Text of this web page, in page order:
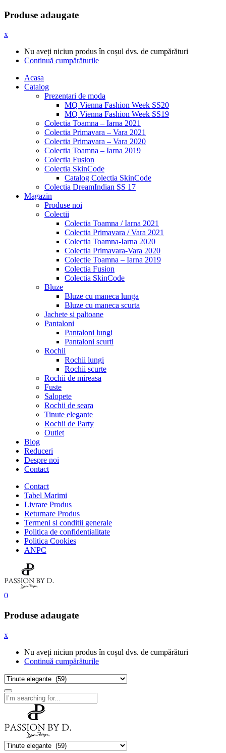
Produse adaugate
x
Nu aveți niciun produs în coșul dvs. de cumpărături
Continuă cumpărăturile
Acasa
Catalog
Prezentari de moda
MQ Vienna Fashion Week SS20
MQ Vienna Fashion Week SS19
Colectia Toamna – Iarna 2021
Colectia Primavara – Vara 2021
Colectia Primavara – Vara 2020
Colectia Toamna – Iarna 2019
Colectia Fusion
Colectia SkinCode
Catalog Colectia SkinCode
Colectia DreamIndian SS 17
Magazin
Produse noi
Colectii
Colectia Toamna / Iarna 2021
Colectia Primavara / Vara 2021
Colectia Toamna-Iarna 2020
Colectia Primavara-Vara 2020
Colectie Toamna – Iarna 2019
Colectia Fusion
Colectia SkinCode
Bluze
Bluze cu maneca lunga
Bluze cu maneca scurta
Jachete si paltoane
Pantaloni
Pantaloni lungi
Pantaloni scurti
Rochii
Rochii lungi
Rochii scurte
Rochii de mireasa
Fuste
Salopete
Rochii de seara
Tinute elegante
Rochii de Party
Outlet
Blog
Reduceri
Despre noi
Contact
Contact
Tabel Marimi
Livrare Produs
Returnare Produs
Termeni si conditii generale
Politica de confidentialitate
Politica Cookies
ANPC
0
Produse adaugate
x
Nu aveți niciun produs în coșul dvs. de cumpărături
Continuă cumpărăturile